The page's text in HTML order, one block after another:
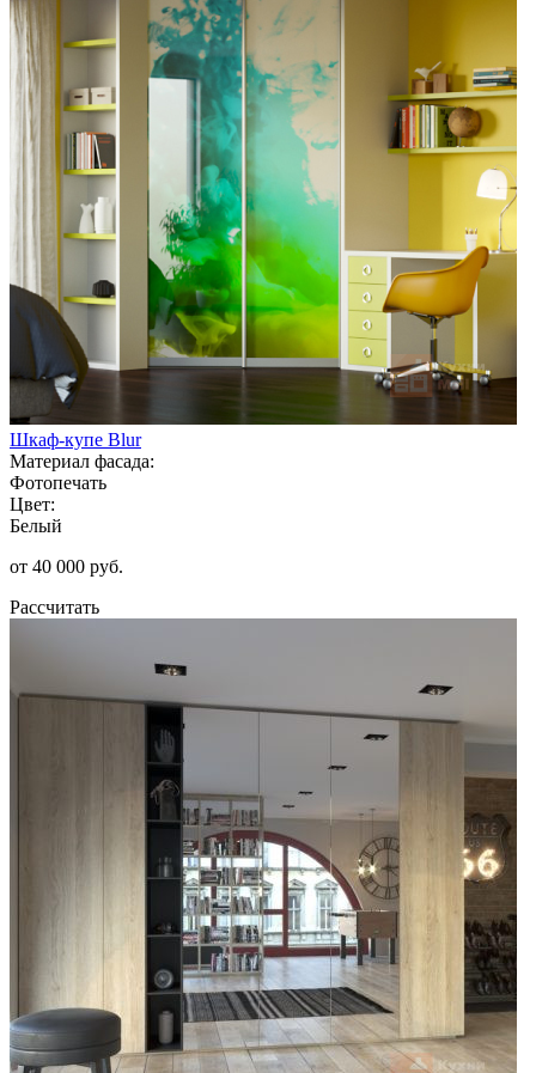
Шкаф-купе Blur
Материал фасада:
Фотопечать
Цвет:
Белый
от 40 000 руб.
Рассчитать